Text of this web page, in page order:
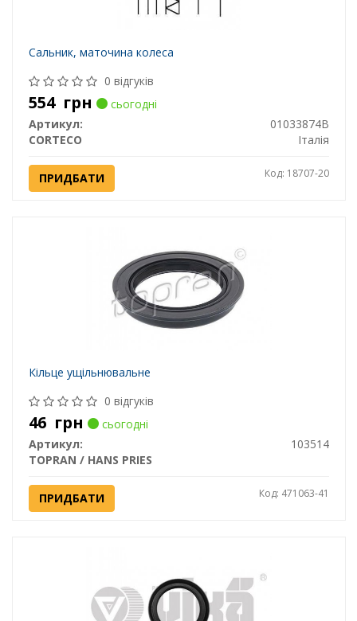
Сальник, маточина колеса
0 відгуків
554 грн
сьогодні
Артикул:
01033874B
CORTECO
Італія
ПРИДБАТИ Код: 18707-20
Кільце ущільнювальне
0 відгуків
46 грн
сьогодні
Артикул:
103514
TOPRAN / HANS PRIES
ПРИДБАТИ Код: 471063-41